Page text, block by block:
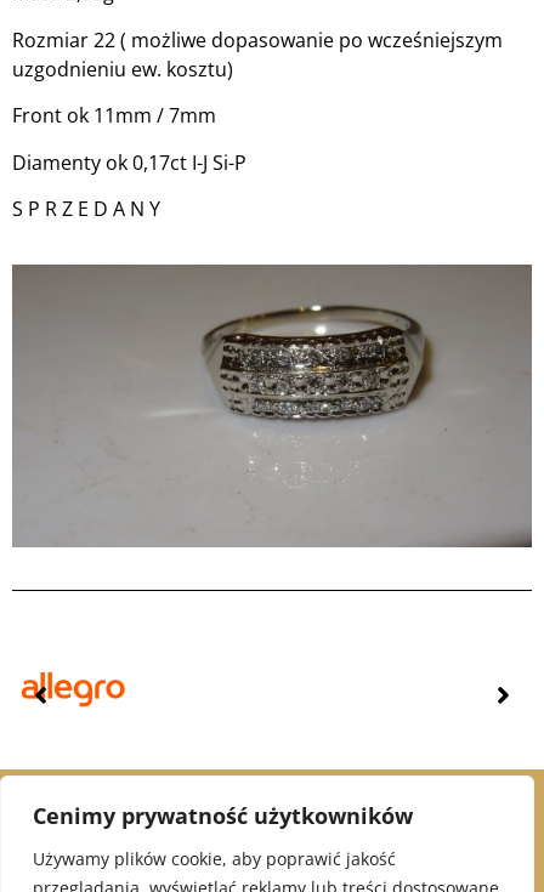
Cenimy prywatność użytkowników
Używamy plików cookie, aby poprawić jakość
Rozmiar 22 ( możliwe dopasowanie po wcześniejszym
uzgodnieniu ew. kosztu)
Front ok 11mm / 7mm
Diamenty ok 0,17ct I-J Si-P
S P R Z E D A N Y
© 2021 Alex Jubiler